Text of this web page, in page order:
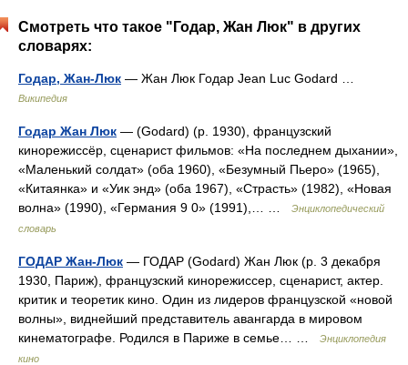
Смотреть что такое "Годар, Жан Люк" в других
словарях:
Годар, Жан-Люк — Жан Люк Годар Jean Luc Godard …
Википедия
Годар Жан Люк — (Godard) (р. 1930), французский
кинорежиссёр, сценарист фильмов: «На последнем дыхании»,
«Маленький солдат» (оба 1960), «Безумный Пьеро» (1965),
«Китаянка» и «Уик энд» (оба 1967), «Страсть» (1982), «Новая
волна» (1990), «Германия 9 0» (1991),… …
Энциклопедический
словарь
ГОДАР Жан-Люк — ГОДАР (Godard) Жан Люк (р. 3 декабря
1930, Париж), французский кинорежиссер, сценарист, актер.
критик и теоретик кино. Один из лидеров французской «новой
волны», виднейший представитель авангарда в мировом
кинематографе. Родился в Париже в семье… …
Энциклопедия
кино